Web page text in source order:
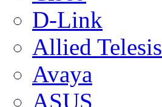
D-Link
Allied Telesis
Avaya
ASUS